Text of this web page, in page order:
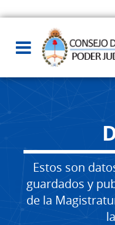
Estos son
guardados y
de la